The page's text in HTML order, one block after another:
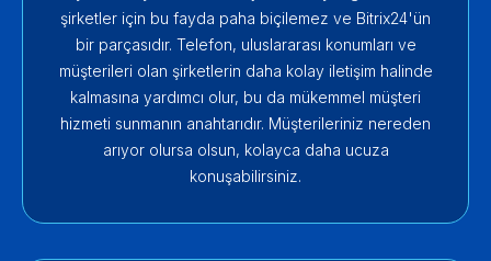
şirketler için bu fayda paha biçilemez ve Bitrix24'ün
bir parçasıdır. Telefon, uluslararası konumları ve
müşterileri olan şirketlerin daha kolay iletişim halinde
kalmasına yardımcı olur, bu da mükemmel müşteri
hizmeti sunmanın anahtarıdır. Müşterileriniz nereden
arıyor olursa olsun, kolayca daha ucuza
konuşabilirsiniz.